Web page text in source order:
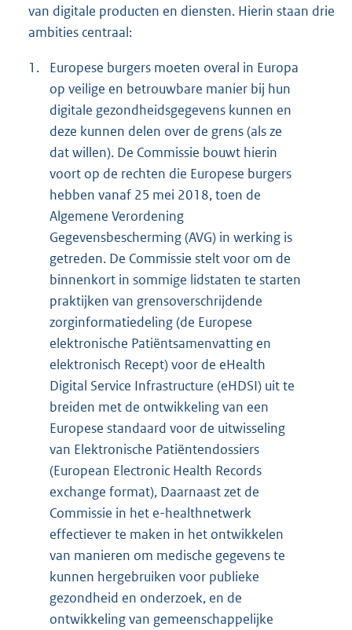
van digitale producten en diensten. Hierin staan drie
ambities centraal:
1.
Europese burgers moeten overal in Europa
op veilige en betrouwbare manier bij hun
digitale gezondheidsgegevens kunnen en
deze kunnen delen over de grens (als ze
dat willen). De Commissie bouwt hierin
voort op de rechten die Europese burgers
hebben vanaf 25 mei 2018, toen de
Algemene Verordening
Gegevensbescherming (AVG) in werking is
getreden. De Commissie stelt voor om de
binnenkort in sommige lidstaten te starten
praktijken van grensoverschrijdende
zorginformatiedeling (de Europese
elektronische Patiëntsamenvatting en
elektronisch Recept) voor de eHealth
Digital Service Infrastructure (eHDSI) uit te
breiden met de ontwikkeling van een
Europese standaard voor de uitwisseling
van Elektronische Patiëntendossiers
(European Electronic Health Records
exchange format), Daarnaast zet de
Commissie in het e-healthnetwerk
effectiever te maken in het ontwikkelen
van manieren om medische gegevens te
kunnen hergebruiken voor publieke
gezondheid en onderzoek, en de
ontwikkeling van gemeenschappelijke